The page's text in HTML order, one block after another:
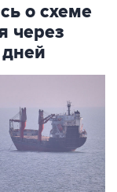
о схеме
через